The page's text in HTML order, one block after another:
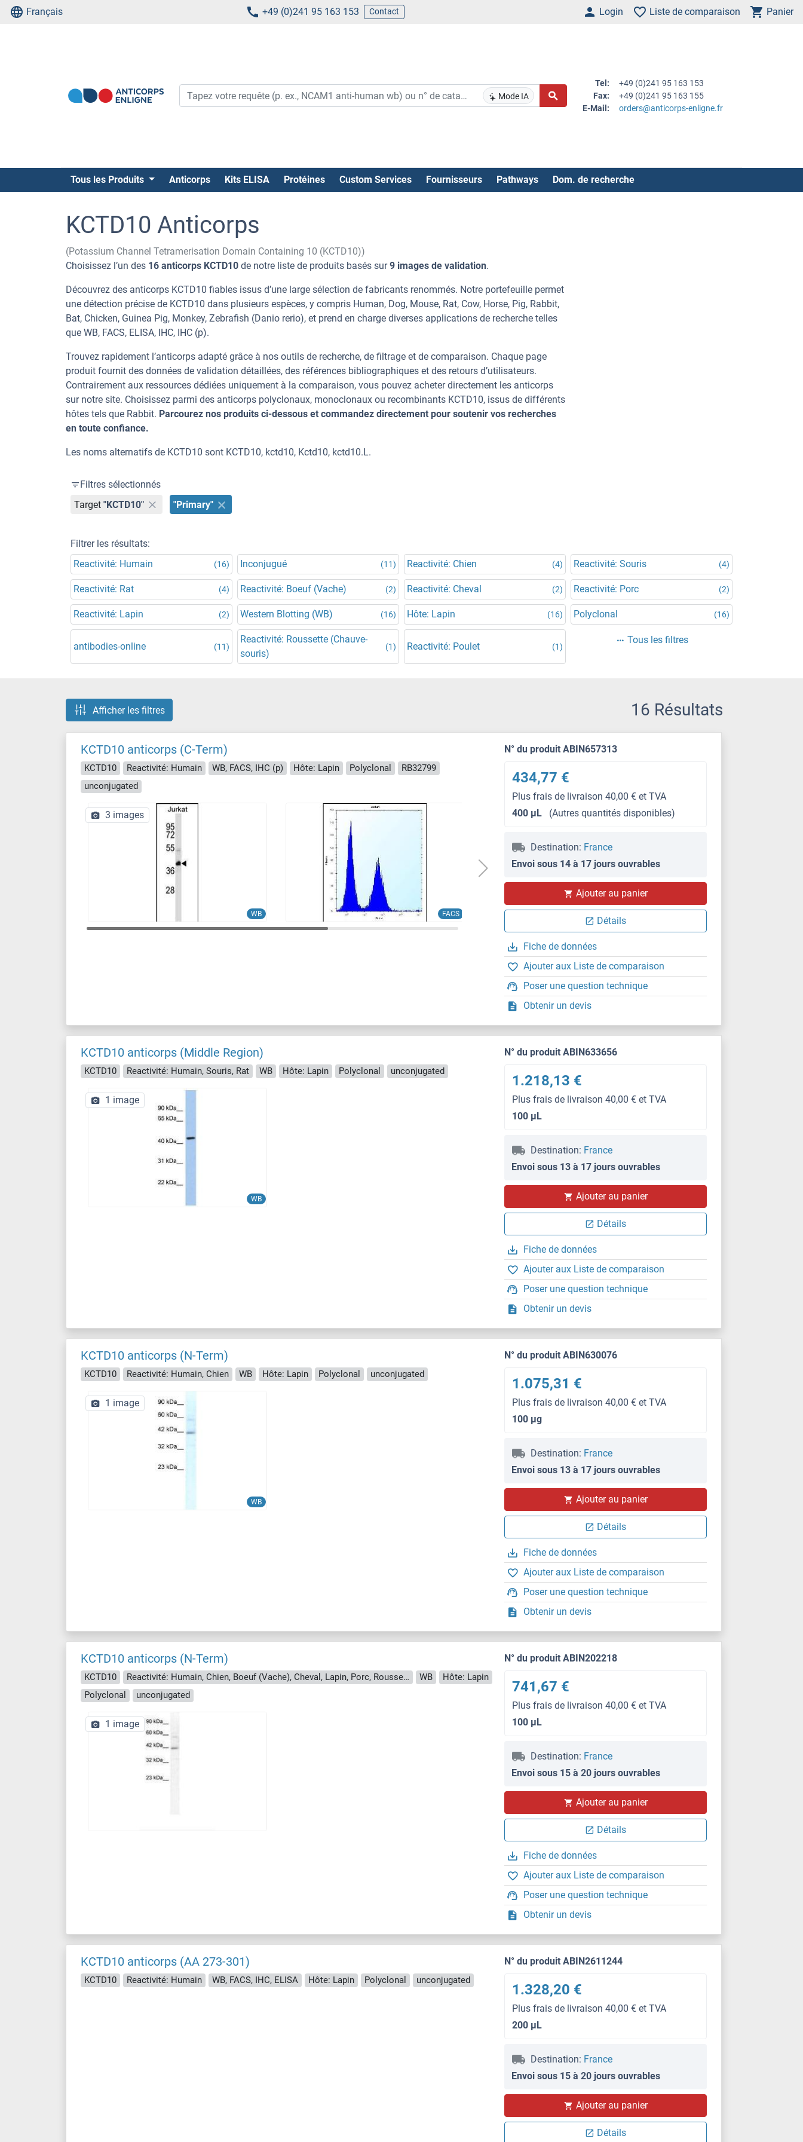
Français +49 (0)241 95 163 153 Contact Login Liste de comparaison Panier
Mode IA
Tel:
+49 (0)241 95 163 153
Fax:
+49 (0)241 95 163 155
E-Mail:
orders@anticorps-enligne.fr
Tous les Produits Anticorps Kits ELISA Protéines Custom Services Fournisseurs Pathways Dom. de recherche
KCTD10 Anticorps
(Potassium Channel Tetramerisation Domain Containing 10 (KCTD10))
Choisissez l’un des 16 anticorps KCTD10 de notre liste de produits basés sur9 images de validation.
Découvrez des anticorps KCTD10 fiables issus d’une large sélection de fabricants renommés. Notre portefeuille permet
une détection précise de KCTD10 dans plusieurs espèces, y compris Human, Dog, Mouse, Rat, Cow, Horse, Pig, Rabbit,
Bat, Chicken, Guinea Pig, Monkey, Zebrafish (Danio rerio), et prend en charge diverses applications de recherche telles
que WB, FACS, ELISA, IHC, IHC (p).
Trouvez rapidement l’anticorps adapté grâce à nos outils de recherche, de filtrage et de comparaison. Chaque page
produit fournit des données de validation détaillées, des références bibliographiques et des retours d’utilisateurs.
Contrairement aux ressources dédiées uniquement à la comparaison, vous pouvez acheter directement les anticorps
sur notre site. Choisissez parmi des anticorps polyclonaux, monoclonaux ou recombinants KCTD10, issus de différents
hôtes tels que Rabbit. Parcourez nos produits ci-dessous et commandez directement pour soutenir vos recherches
en toute confiance.
Les noms alternatifs de KCTD10 sont KCTD10, kctd10, Kctd10, kctd10.L.
Filtres sélectionnés
Target "KCTD10" "Primary"
Filtrer les résultats:
Reactivité: Humain
(16) Inconjugué (11) Reactivité: Chien (4) Reactivité: Souris (4)
Reactivité: Rat (4) Reactivité: Boeuf (Vache) (2) Reactivité: Cheval (2) Reactivité: Porc (2)
Reactivité: Lapin (2) Western Blotting (WB) (16) Hôte: Lapin (16) Polyclonal (16)
antibodies-online (11)
Reactivité: Roussette (Chauve-
souris)
(1) Reactivité: Poulet (1)
Tous les filtres
Afficher les filtres 16 Résultats
KCTD10 anticorps (C-Term)
KCTD10 Reactivité: Humain WB, FACS, IHC (p) Hôte: Lapin Polyclonal
RB32799
unconjugated
WB FACS
IHC (p)
3 images
N° du produit ABIN657313
434,77 €
Plus frais de livraison 40,00 € et TVA
400 μL
(Autres quantités disponibles)
Destination: France
Envoi sous 14 à 17 jours ouvrables
Ajouter au panier
Détails
Fiche de données
Ajouter aux Liste de comparaison
Poser une question technique
Obtenir un devis
KCTD10 anticorps (Middle Region)
KCTD10 Reactivité: Humain, Souris, Rat WB Hôte: Lapin Polyclonal unconjugated
WB
1 image
N° du produit ABIN633656
1.218,13 €
Plus frais de livraison 40,00 € et TVA
100 μL
Destination: France
Envoi sous 13 à 17 jours ouvrables
Ajouter au panier
Détails
Fiche de données
Ajouter aux Liste de comparaison
Poser une question technique
Obtenir un devis
KCTD10 anticorps (N-Term)
KCTD10 Reactivité: Humain, Chien WB Hôte: Lapin Polyclonal unconjugated
WB
1 image
N° du produit ABIN630076
1.075,31 €
Plus frais de livraison 40,00 € et TVA
100 μg
Destination: France
Envoi sous 13 à 17 jours ouvrables
Ajouter au panier
Détails
Fiche de données
Ajouter aux Liste de comparaison
Poser une question technique
Obtenir un devis
KCTD10 anticorps (N-Term)
KCTD10 Reactivité: Humain, Chien, Boeuf (Vache), Cheval, Lapin, Porc, Roussette (Chauve-souris), Poulet, Singe WB
Hôte: Lapin
Polyclonal
unconjugated
1 image
N° du produit ABIN202218
741,67 €
Plus frais de livraison 40,00 € et TVA
100 μL
Destination: France
Envoi sous 15 à 20 jours ouvrables
Ajouter au panier
Détails
Fiche de données
Ajouter aux Liste de comparaison
Poser une question technique
Obtenir un devis
KCTD10 anticorps (AA 273-301)
KCTD10 Reactivité: Humain WB, FACS, IHC, ELISA Hôte: Lapin Polyclonal unconjugated
N° du produit ABIN2611244
1.328,20 €
Plus frais de livraison 40,00 € et TVA
200 μL
Destination: France
Envoi sous 15 à 20 jours ouvrables
Ajouter au panier
Détails